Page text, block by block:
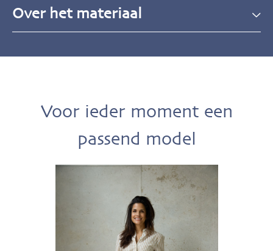
Over het materiaal
Voor ieder moment een
passend model